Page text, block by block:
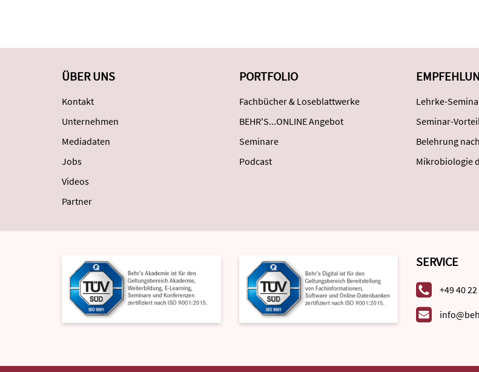
ÜBER UNS
Kontakt
Unternehmen
Mediadaten
Jobs
Videos
Partner
PORTFOLIO
Fachbücher & Loseblattwerke
BEHR'S...ONLINE Angebot
Seminare
Podcast
Lehrke-
Seminar-
Belehrung
Mikrobiologie
SERVICE
+49 40